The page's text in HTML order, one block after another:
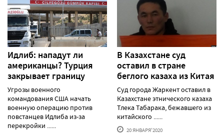
Идлиб: нападут ли
американцы? Турция
закрывает границу
Угрозы военного
командования США начать
военную операцию против
повстанцев Идлиба из-за
перекройки ......
В Казахстане суд
оставил в стране
беглого казаха из Китая
Суд города Жаркент оставил в
Казахстане этнического казаха
Тлека Табарака, бежавшего из
китайского ......
20 ЯНВАРЯ'2020